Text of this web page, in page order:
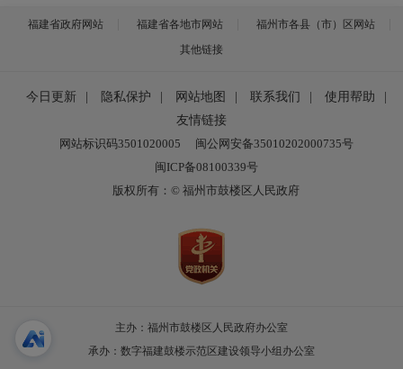
福建省政府网站 福建省各地市网站
福州市各县（市）区网站
其他链接
今日更新 隐私保护 网站地图 联系我们 使用帮助
友情链接
网站标识码3501020005
闽公网安备35010202000735号
闽ICP备08100339号
版权所有：© 福州市鼓楼区人民政府
主办：福州市鼓楼区人民政府办公室
承办：数字福建鼓楼示范区建设领导小组办公室